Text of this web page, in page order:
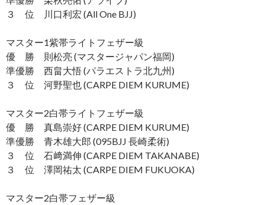
３ 位 川口利宏 (All One BJJ)
マスター1紫帯ライトフェザー級
優 勝 則松亮 (マスタージャパン福岡)
準優勝 西畠大悟 (パラエストラ北九州)
３ 位 河野聖也 (CARPE DIEM KURUME)
マスター2白帯ライトフェザー級
優 勝 真島崇好 (CARPE DIEM KURUME)
準優勝 青木雄大郎 (095BJJ 長崎柔術)
３ 位 石﨑満伸 (CARPE DIEM TAKANABE)
３ 位 澤岡祐太 (CARPE DIEM FUKUOKA)
マスター2白帯フェザー級